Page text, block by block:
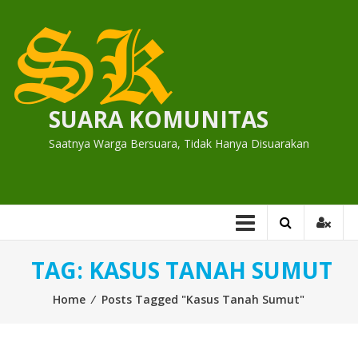
content
SUARA KOMUNITAS
Saatnya Warga Bersuara, Tidak Hanya Disuarakan
TAG: KASUS TANAH SUMUT
Home ⁄ Posts Tagged "Kasus Tanah Sumut"